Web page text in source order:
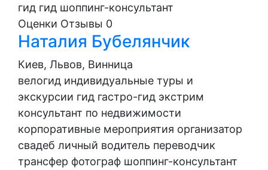
гид гид шоппинг-консультант
Оценки Отзывы 0
Наталия Бубелянчик
Киев, Львов, Винница
велогид индивидуальные туры и
экскурсии гид гастро-гид экстрим
консультант по недвижимости
корпоративные мероприятия организатор
свадеб личный водитель переводчик
трансфер фотограф шоппинг-консультант